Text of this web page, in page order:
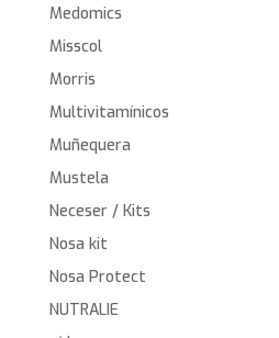
Medomics
Misscol
Morris
Multivitamínicos
Muñequera
Mustela
Neceser / Kits
Nosa kit
Nosa Protect
NUTRALIE